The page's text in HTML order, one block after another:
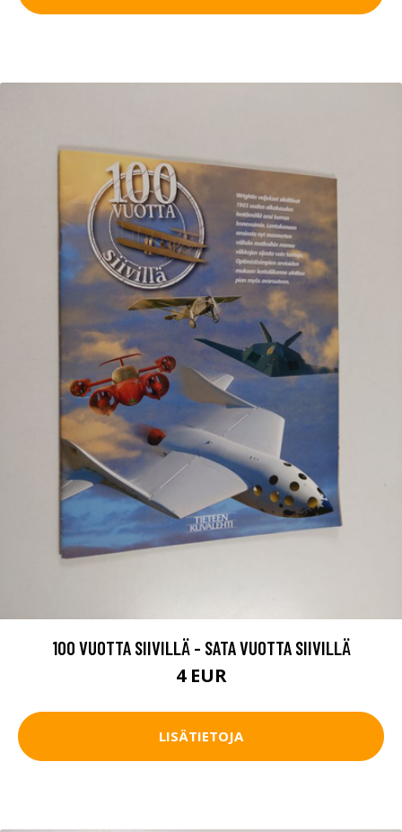
100 VUOTTA SIIVILLÄ - SATA VUOTTA SIIVILLÄ
4 EUR
LISÄTIETOJA